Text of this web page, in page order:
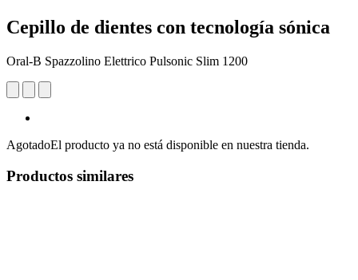
Cepillo de dientes con tecnología sónica
Oral-B Spazzolino Elettrico Pulsonic Slim 1200
AgotadoEl producto ya no está disponible en nuestra tienda.
Productos similares